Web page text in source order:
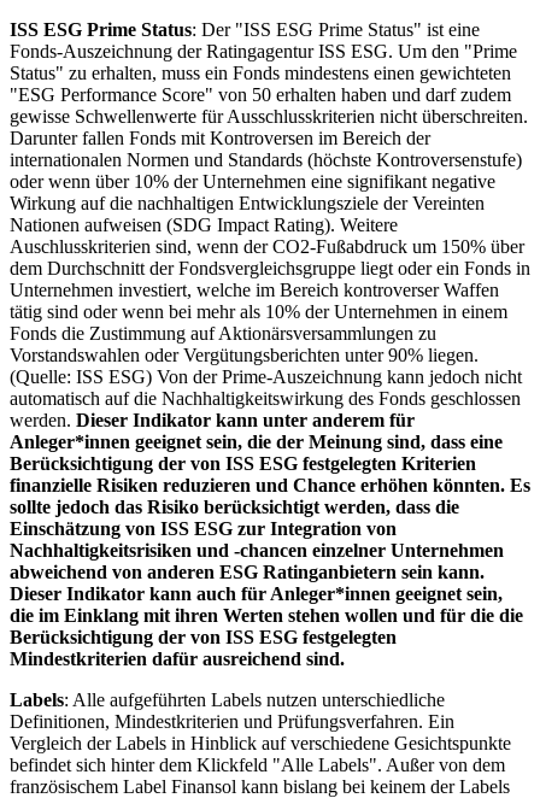
ISS ESG Prime Status: Der "ISS ESG Prime Status" ist eine
Fonds-Auszeichnung der Ratingagentur ISS ESG. Um den "Prime
Status" zu erhalten, muss ein Fonds mindestens einen gewichteten
"ESG Performance Score" von 50 erhalten haben und darf zudem
gewisse Schwellenwerte für Ausschlusskriterien nicht überschreiten.
Darunter fallen Fonds mit Kontroversen im Bereich der
internationalen Normen und Standards (höchste Kontroversenstufe)
oder wenn über 10% der Unternehmen eine signifikant negative
Wirkung auf die nachhaltigen Entwicklungsziele der Vereinten
Nationen aufweisen (SDG Impact Rating). Weitere
Auschlusskriterien sind, wenn der CO2-Fußabdruck um 150% über
dem Durchschnitt der Fondsvergleichsgruppe liegt oder ein Fonds in
Unternehmen investiert, welche im Bereich kontroverser Waffen
tätig sind oder wenn bei mehr als 10% der Unternehmen in einem
Fonds die Zustimmung auf Aktionärsversammlungen zu
Vorstandswahlen oder Vergütungsberichten unter 90% liegen.
(Quelle: ISS ESG) Von der Prime-Auszeichnung kann jedoch nicht
automatisch auf die Nachhaltigkeitswirkung des Fonds geschlossen
werden. Dieser Indikator kann unter anderem für
Anleger*innen geeignet sein, die der Meinung sind, dass eine
Berücksichtigung der von ISS ESG festgelegten Kriterien
finanzielle Risiken reduzieren und Chance erhöhen könnten. Es
sollte jedoch das Risiko berücksichtigt werden, dass die
Einschätzung von ISS ESG zur Integration von
Nachhaltigkeitsrisiken und -chancen einzelner Unternehmen
abweichend von anderen ESG Ratinganbietern sein kann.
Dieser Indikator kann auch für Anleger*innen geeignet sein,
die im Einklang mit ihren Werten stehen wollen und für die die
Berücksichtigung der von ISS ESG festgelegten
Mindestkriterien dafür ausreichend sind.
Labels: Alle aufgeführten Labels nutzen unterschiedliche
Definitionen, Mindestkriterien und Prüfungsverfahren. Ein
Vergleich der Labels in Hinblick auf verschiedene Gesichtspunkte
befindet sich hinter dem Klickfeld "Alle Labels". Außer von dem
französischem Label Finansol kann bislang bei keinem der Labels